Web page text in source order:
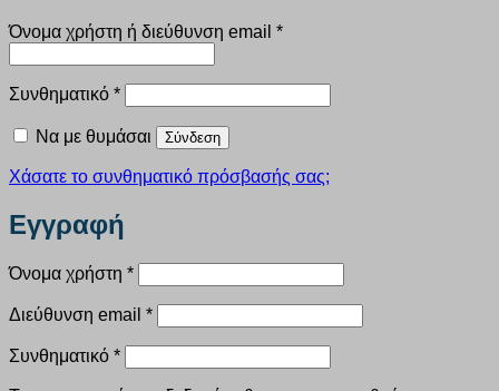
Όνομα χρήστη ή διεύθυνση email *Απαιτείται
Συνθηματικό *Απαιτείται
Να με θυμάσαι Σύνδεση
Χάσατε το συνθηματικό πρόσβασής σας;
Εγγραφή
Όνομα χρήστη *Απαιτείται
Διεύθυνση email *Απαιτείται
Συνθηματικό *Απαιτείται